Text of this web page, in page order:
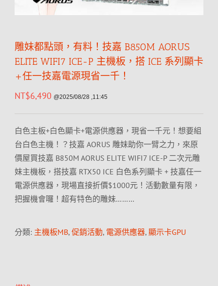
雕妹都點頭，有料！技嘉 B850M AORUS
ELITE WIFI7 ICE-P 主機板，搭 ICE 系列顯卡
+任一技嘉電源現省一千！
NT$6,490 @2025/08/28 ,11:45
白色主板+白色顯卡+電源供應器，現省一千元！想要組
台白色主機！？技嘉 AORUS 雕妹助你一臂之力，來原
價屋買技嘉 B850M AORUS ELITE WIFI7 ICE-P 二次元雕
妹主機板，搭技嘉 RTX50 ICE 白色系列顯卡 + 技嘉任一
電源供應器，現場直接折價$1000元！活動數量有限，
把握機會囉！超有特色的雕妹………
分類: 主機板MB, 促銷活動, 電源供應器, 顯示卡GPU